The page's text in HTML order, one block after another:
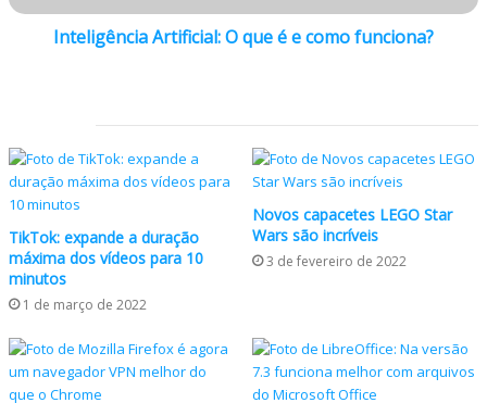
Inteligência Artificial: O que é e como funciona?
TikTok: expande a duração
máxima dos vídeos para 10
minutos
1 de março de 2022
Novos capacetes LEGO Star
Wars são incríveis
3 de fevereiro de 2022